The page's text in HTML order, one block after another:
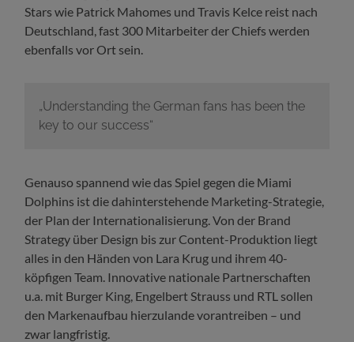
Stars wie Patrick Mahomes und Travis Kelce reist nach
Deutschland, fast 300 Mitarbeiter der Chiefs werden
ebenfalls vor Ort sein.
„Understanding the German fans has been the
key to our success“
Genauso spannend wie das Spiel gegen die Miami
Dolphins ist die dahinterstehende Marketing-Strategie,
der Plan der Internationalisierung. Von der Brand
Strategy über Design bis zur Content-Produktion liegt
alles in den Händen von Lara Krug und ihrem 40-
köpfigen Team. Innovative nationale Partnerschaften
u.a. mit Burger King, Engelbert Strauss und RTL sollen
den Markenaufbau hierzulande vorantreiben – und
zwar langfristig.